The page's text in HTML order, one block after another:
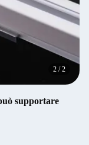
2 /2
supportare